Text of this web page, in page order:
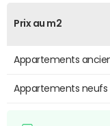
Prix au m2
Appartements
Appartements neufs